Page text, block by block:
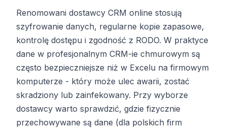
Renomowani dostawcy CRM online stosują
szyfrowanie danych, regularne kopie zapasowe,
kontrolę dostępu i zgodność z RODO. W praktyce
dane w profesjonalnym CRM-ie chmurowym są
często bezpieczniejsze niż w Excelu na firmowym
komputerze - który może ulec awarii, zostać
skradziony lub zainfekowany. Przy wyborze
dostawcy warto sprawdzić, gdzie fizycznie
przechowywane są dane (dla polskich firm